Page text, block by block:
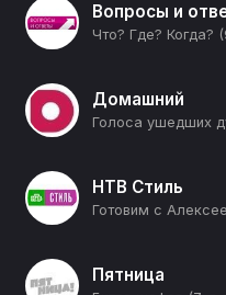
Вопросы и
Что? Где? Когда?
Домашний
Голоса ушедших
НТВ Стиль
Пятница